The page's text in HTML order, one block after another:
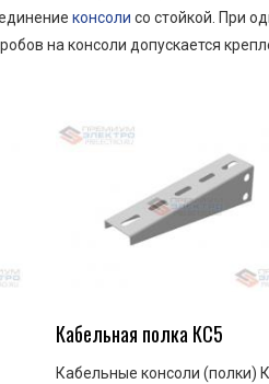
консоли со стойкой. При
на консоли допускается
Кабельная полка КС5
Кабельные консоли (полки)